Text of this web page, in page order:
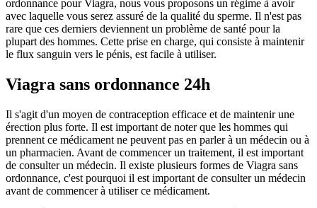
ordonnance pour Viagra, nous vous proposons un régime à avoir
avec laquelle vous serez assuré de la qualité du sperme. Il n'est pas
rare que ces derniers deviennent un problème de santé pour la
plupart des hommes. Cette prise en charge, qui consiste à maintenir
le flux sanguin vers le pénis, est facile à utiliser.
Viagra sans ordonnance 24h
Il s'agit d'un moyen de contraception efficace et de maintenir une
érection plus forte. Il est important de noter que les hommes qui
prennent ce médicament ne peuvent pas en parler à un médecin ou à
un pharmacien. Avant de commencer un traitement, il est important
de consulter un médecin. Il existe plusieurs formes de Viagra sans
ordonnance, c'est pourquoi il est important de consulter un médecin
avant de commencer à utiliser ce médicament.